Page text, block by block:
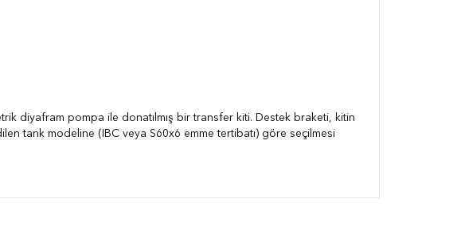
diyafram pompa ile donatılmış bir transfer kiti. Destek braketi, kitin
tank modeline (IBC veya S60x6 emme tertibatı) göre seçilmesi